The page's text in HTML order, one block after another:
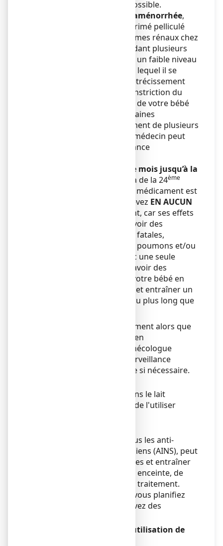
traitement la plus courte possible.
À partir de 12 semaines d’aménorrhée,
IBUPRADOLL 400 mg comprimé pelliculé
peut provoquer des problèmes rénaux chez
votre bébé, s’il est pris pendant plusieurs
jours, ce qui peut entraîner un faible niveau
du liquide amniotique dans lequel il se
trouve (oligoamnios). Un rétrécissement
des vaisseaux sanguins (constriction du
canal artériel) dans le cœur de votre bébé
peut s’observer dès 20 semaines
d’aménorrhée. Si un traitement de plusieurs
jours est nécessaire, votre médecin peut
recommander une surveillance
A partir du début du 6ème mois jusqu’à la
(au-delà de la 24ème
semaine d’aménorrhée), ce médicament est
, vous ne devez EN AUCUN
prendre ce médicament, car ses effets
sur votre enfant peuvent avoir des
conséquences graves voire fatales,
notamment sur le cœur, les poumons et/ou
les reins, et cela même avec une seule
Cela peut également avoir des
répercussions sur vous et votre bébé en
favorisant les saignements et entraîner un
accouchement plus tardif ou plus long que
Si vous avez pris ce médicament alors que
vous étiez enceinte, parlez-en
immédiatement à votre gynécologue
obstétricien, afin qu’une surveillance
adaptée vous soit proposée si nécessaire.
Ce médicament passant dans le lait
maternel, il est déconseillé de l'utiliser
Ce médicament, comme tous les anti-
inflammatoires non stéroïdiens (AINS), peut
altérer la fertilité des femmes et entraîner
des difficultés pour devenir enceinte, de
façon réversible à l’arrêt du traitement.
Informez votre médecin si vous planifiez
une grossesse ou si vous avez des
Conduite de véhicules et utilisation de